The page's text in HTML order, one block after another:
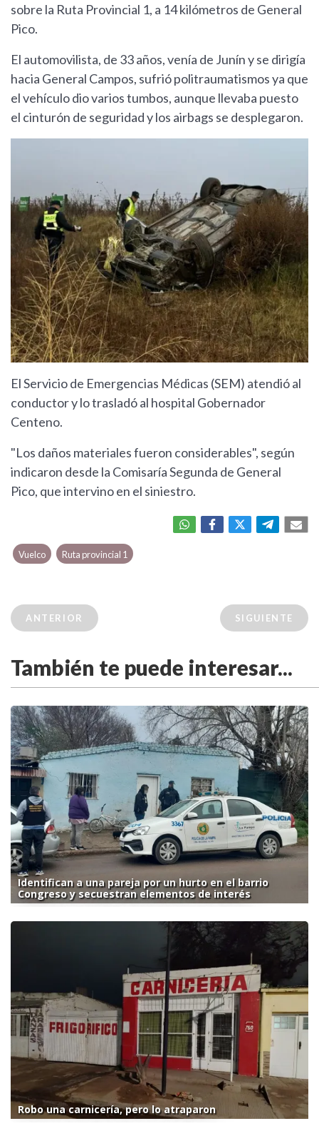
sobre la Ruta Provincial 1, a 14 kilómetros de General
Pico.
El automovilista, de 33 años, venía de Junín y se dirigía
hacia General Campos, sufrió politraumatismos ya que
el vehículo dio varios tumbos, aunque llevaba puesto
el cinturón de seguridad y los airbags se desplegaron.
El Servicio de Emergencias Médicas (SEM) atendió al
conductor y lo trasladó al hospital Gobernador
Centeno.
"Los daños materiales fueron considerables", según
indicaron desde la Comisaría Segunda de General
Pico, que intervino en el siniestro.
Vuelco Ruta provincial 1
ANTERIOR SIGUIENTE
También te puede interesar...
Identifican a una pareja por un hurto en el barrio
Congreso y secuestran elementos de interés
Robo una carnicería, pero lo atraparon